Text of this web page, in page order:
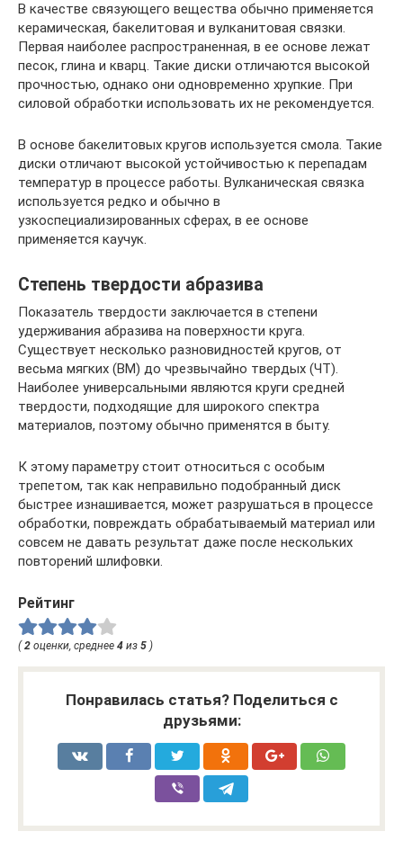
В качестве связующего вещества обычно применяется
керамическая, бакелитовая и вулканитовая связки.
Первая наиболее распространенная, в ее основе лежат
песок, глина и кварц. Такие диски отличаются высокой
прочностью, однако они одновременно хрупкие. При
силовой обработки использовать их не рекомендуется.
В основе бакелитовых кругов используется смола. Такие
диски отличают высокой устойчивостью к перепадам
температур в процессе работы. Вулканическая связка
используется редко и обычно в
узкоспециализированных сферах, в ее основе
применяется каучук.
Степень твердости абразива
Показатель твердости заключается в степени
удерживания абразива на поверхности круга.
Существует несколько разновидностей кругов, от
весьма мягких (ВМ) до чрезвычайно твердых (ЧТ).
Наиболее универсальными являются круги средней
твердости, подходящие для широкого спектра
материалов, поэтому обычно применятся в быту.
К этому параметру стоит относиться с особым
трепетом, так как неправильно подобранный диск
быстрее изнашивается, может разрушаться в процессе
обработки, повреждать обрабатываемый материал или
совсем не давать результат даже после нескольких
повторений шлифовки.
Рейтинг
(2 оценки, среднее 4 из 5 )
Понравилась статья? Поделиться с
друзьями: